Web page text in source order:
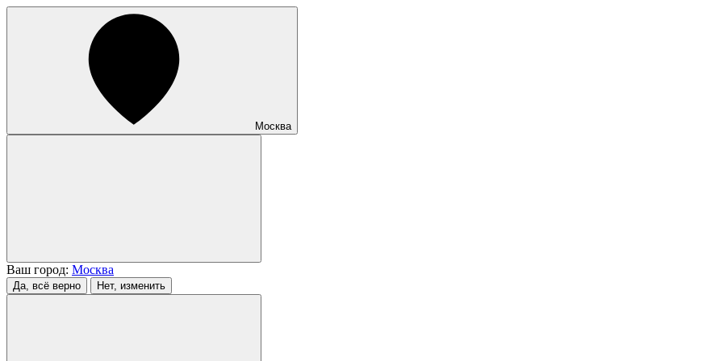
Москва
Ваш город: Москва
Да, всё верно Нет, изменить